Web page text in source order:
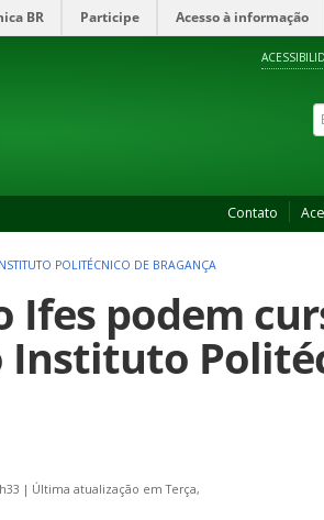
BR Participe Acesso à informação
Contato
POLITÉCNICO DE BRAGANÇA
Ifes podem
Instituto
| Última atualização em Terça,